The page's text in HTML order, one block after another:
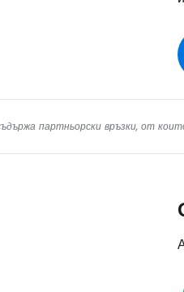
партньорски връзки, от